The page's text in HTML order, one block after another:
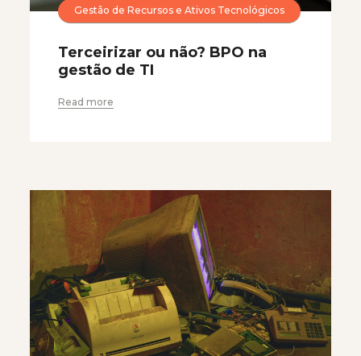
Gestão de Recursos e Ativos Tecnológicos
Terceirizar ou não? BPO na
gestão de TI
Read more